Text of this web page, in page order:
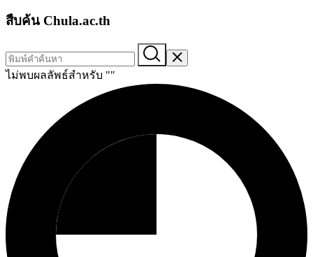
สืบค้น Chula.ac.th
ไม่พบผลลัพธ์สำหรับ ""